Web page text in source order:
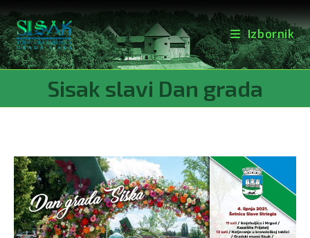
sadržaj
Izbornik
Sisak slavi Dan grada